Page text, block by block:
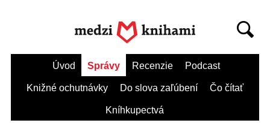
Úvod Správy Recenzie Podcast
Knižné ochutnávky Do slova zaľúbení Čo čítať
Kníhkupectvá